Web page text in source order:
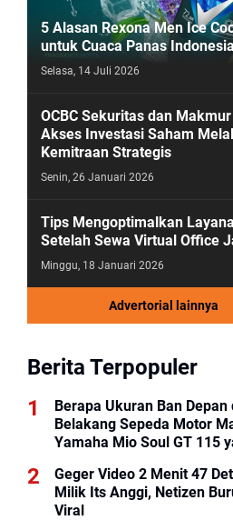
5 Alasan Rexona Men Ice
untuk Cuaca Panas Indonesia
Selasa, 14 Juli 2026
OCBC Sekuritas dan
Akses Investasi Saham
Kemitraan Strategis
Senin, 26 Januari 2026
Tips Mengoptimalkan
Setelah Sewa Virtual Office
Minggu, 18 Januari 2026
Advertorial lainnya
Berita Terpopuler
Berapa Ukuran Ban Depan
Belakang Sepeda Motor
Yamaha Mio Soul GT 115
Geger Video 2 Menit 47
Milik Its Anggi, Netizen
Viral